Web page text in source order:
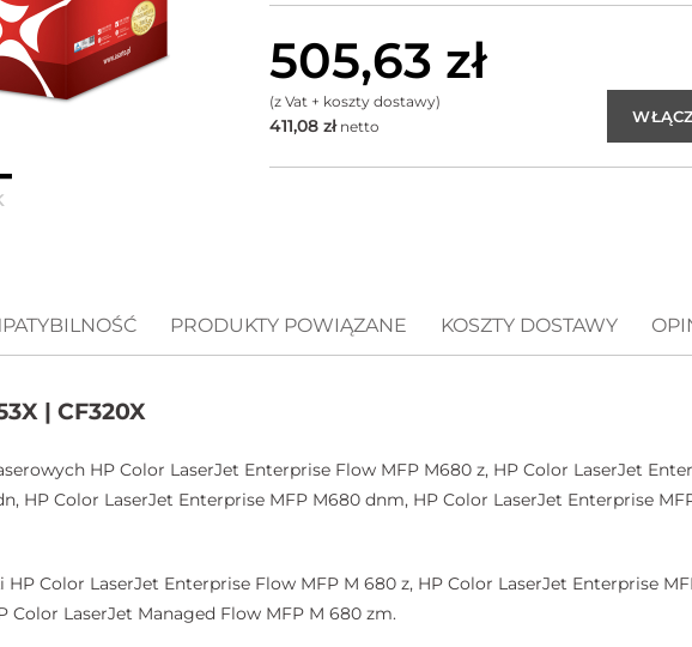
505,63 zł
(z Vat + koszty dostawy)
411,08 złnetto
PRODUKTY POWIĄZANE KOSZTY DOSTAWY
| CF320X
HP Color LaserJet Enterprise Flow MFP M680 z, HP Color LaserJet
HP Color LaserJet Enterprise MFP M680 dnm, HP Color LaserJet Enterprise
Color LaserJet Enterprise Flow MFP M 680 z, HP Color LaserJet Enterprise
Color LaserJet Managed Flow MFP M 680 zm.